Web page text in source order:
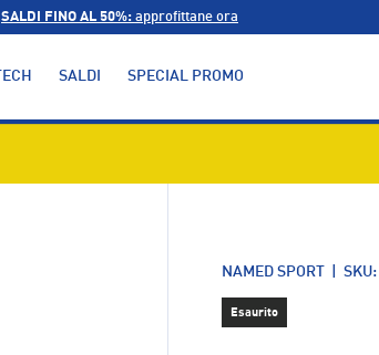
SALDI FINO AL 50%: approfittane ora
TECH SALDI SPECIAL PROMO
NAMED SPORT |SKU:
Esaurito